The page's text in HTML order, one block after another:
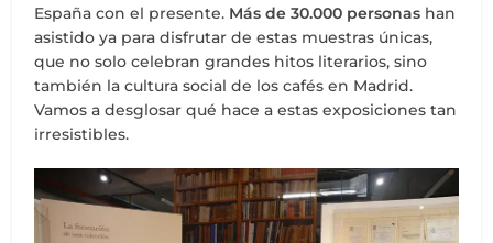
España con el presente. Más de 30.000 personas han
asistido ya para disfrutar de estas muestras únicas,
que no solo celebran grandes hitos literarios, sino
también la cultura social de los cafés en Madrid.
Vamos a desglosar qué hace a estas exposiciones tan
irresistibles.